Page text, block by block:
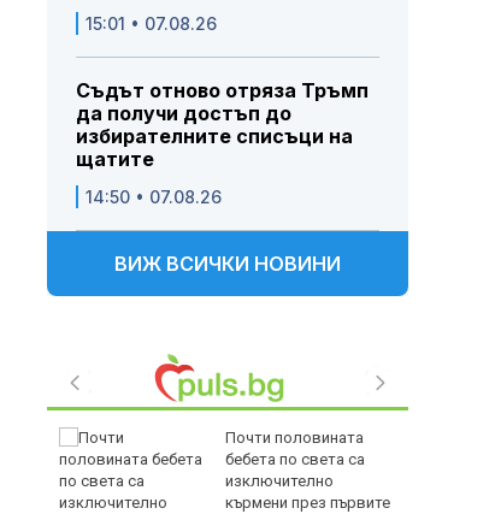
15:01 • 07.08.26
Съдът отново отряза Тръмп
да получи достъп до
избирателните списъци на
щатите
14:50 • 07.08.26
ВИЖ ВСИЧКИ НОВИНИ
Почти половината
бебета по света са
изключително
кърмени през първите